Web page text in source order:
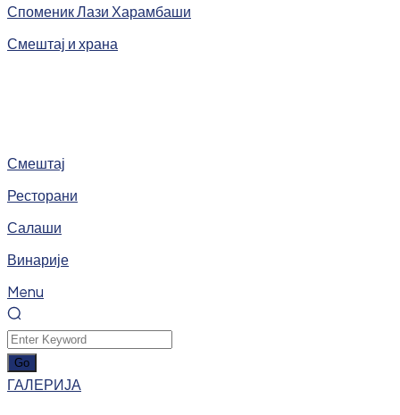
Споменик Лази Харамбаши
Смештај и храна
Смештај
Ресторани
Салаши
Винарије
Menu
ГАЛЕРИЈА